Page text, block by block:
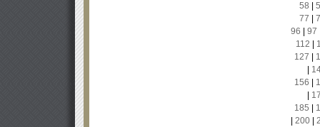
58
77
96
97
112
127
156
185
200|